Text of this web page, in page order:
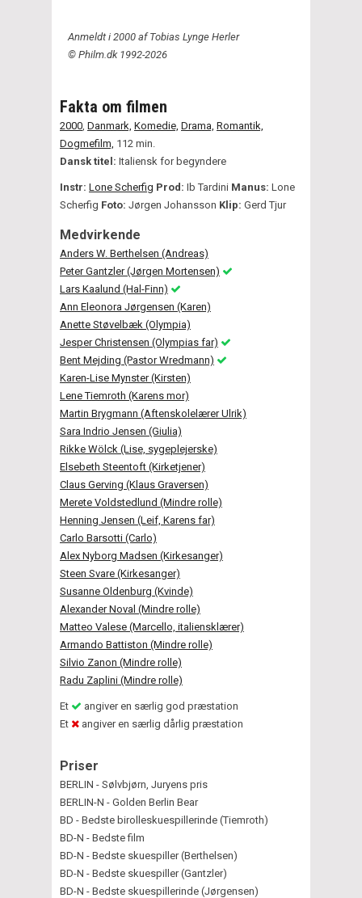
Anmeldt i 2000 af Tobias Lynge Herler
© Philm.dk 1992-2026
Fakta om filmen
2000 Danmark, Komedie, Drama, Romantik,
Dogmefilm, 112 min.
Dansk titel: Italiensk for begyndere
Instr: Lone Scherfig Prod: Ib Tardini Manus: Lone
Scherfig Foto: Jørgen Johansson Klip: Gerd Tjur
Medvirkende
Anders W. Berthelsen (Andreas)
Peter Gantzler (Jørgen Mortensen)
Lars Kaalund (Hal-Finn)
Ann Eleonora Jørgensen (Karen)
Anette Støvelbæk (Olympia)
Jesper Christensen (Olympias far)
Bent Mejding (Pastor Wredmann)
Karen-Lise Mynster (Kirsten)
Lene Tiemroth (Karens mor)
Martin Brygmann (Aftenskolelærer Ulrik)
Sara Indrio Jensen (Giulia)
Rikke Wölck (Lise, sygeplejerske)
Elsebeth Steentoft (Kirketjener)
Claus Gerving (Klaus Graversen)
Merete Voldstedlund (Mindre rolle)
Henning Jensen (Leif, Karens far)
Carlo Barsotti (Carlo)
Alex Nyborg Madsen (Kirkesanger)
Steen Svare (Kirkesanger)
Susanne Oldenburg (Kvinde)
Alexander Noval (Mindre rolle)
Matteo Valese (Marcello, italiensklærer)
Armando Battiston (Mindre rolle)
Silvio Zanon (Mindre rolle)
Radu Zaplini (Mindre rolle)
Et
angiver en særlig god præstation
Et
angiver en særlig dårlig præstation
Priser
BERLIN - Sølvbjørn, Juryens pris
BERLIN-N - Golden Berlin Bear
BD - Bedste birolleskuespillerinde (Tiemroth)
BD-N - Bedste film
BD-N - Bedste skuespiller (Berthelsen)
BD-N - Bedste skuespiller (Gantzler)
BD-N - Bedste skuespillerinde (Jørgensen)